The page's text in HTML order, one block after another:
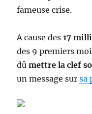
fameuse crise.
A cause des17
des 9 premiers
dûmettre la clef
un message sursa